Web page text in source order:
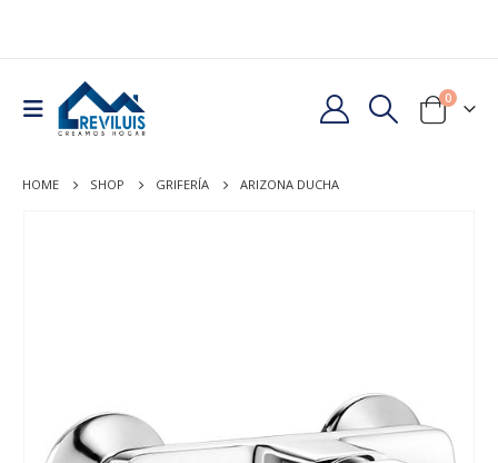
0
HOME SHOP GRIFERÍA ARIZONA DUCHA